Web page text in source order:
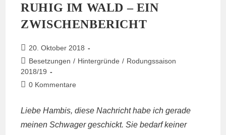
Für
Privatkunden?
Sache
RWE
Gegen
Az.:65.04.2r
1,Einleitung
Des
Verfahrens
§§
RUHIG IM WALD – EIN
ZWISCHENBERICHT
Beitrag
veröffentlicht:
20. Oktober 2018
Beitrags-
Kategorie:
Besetzungen / Hintergründe / Rodungssaison
2018/19
Beitrags-
0 Kommentare
Liebe Hambis, diese Nachricht habe ich gerade
meinen Schwager geschickt. Sie bedarf keiner